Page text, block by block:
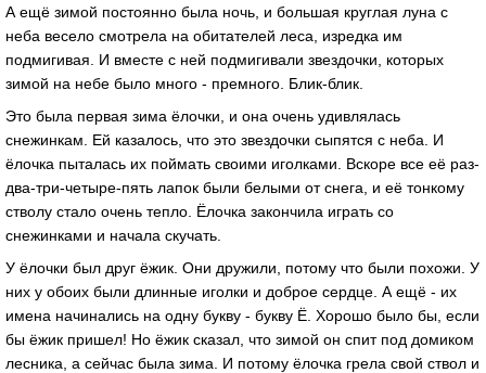
А ещё зимой постоянно была ночь, и большая круглая луна с
неба весело смотрела на обитателей леса, изредка им
подмигивая. И вместе с ней подмигивали звездочки, которых
зимой на небе было много - премного. Блик-блик.
Это была первая зима ёлочки, и она очень удивлялась
снежинкам. Ей казалось, что это звездочки сыпятся с неба. И
ёлочка пыталась их поймать своими иголками. Вскоре все её раз-
два-три-четыре-пять лапок были белыми от снега, и её тонкому
стволу стало очень тепло. Ёлочка закончила играть со
снежинками и начала скучать.
У ёлочки был друг ёжик. Они дружили, потому что были похожи. У
них у обоих были длинные иголки и доброе сердце. А ещё - их
имена начинались на одну букву - букву Ё. Хорошо было бы, если
бы ёжик пришел! Но ёжик сказал, что зимой он спит под домиком
лесника, а сейчас была зима. И потому ёлочка грела свой ствол и